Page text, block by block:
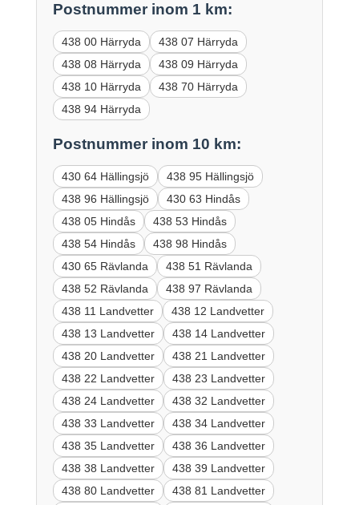
Postnummer inom 1 km:
438 00 Härryda
438 07 Härryda
438 08 Härryda
438 09 Härryda
438 10 Härryda
438 70 Härryda
438 94 Härryda
Postnummer inom 10 km:
430 64 Hällingsjö
438 95 Hällingsjö
438 96 Hällingsjö
430 63 Hindås
438 05 Hindås
438 53 Hindås
438 54 Hindås
438 98 Hindås
430 65 Rävlanda
438 51 Rävlanda
438 52 Rävlanda
438 97 Rävlanda
438 11 Landvetter
438 12 Landvetter
438 13 Landvetter
438 14 Landvetter
438 20 Landvetter
438 21 Landvetter
438 22 Landvetter
438 23 Landvetter
438 24 Landvetter
438 32 Landvetter
438 33 Landvetter
438 34 Landvetter
438 35 Landvetter
438 36 Landvetter
438 38 Landvetter
438 39 Landvetter
438 80 Landvetter
438 81 Landvetter